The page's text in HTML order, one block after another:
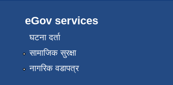
eGov services
घटना दर्ता
सामाजिक सुरक्षा
नागरिक वडापत्र